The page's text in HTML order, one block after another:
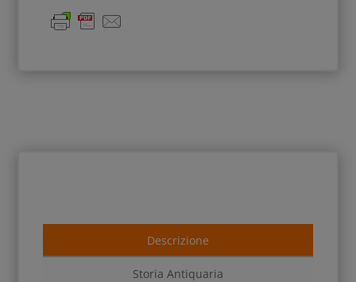
Descrizione
Storia Antiquaria